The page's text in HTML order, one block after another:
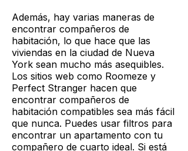
Además, hay varias maneras de
encontrar compañeros de
habitación, lo que hace que las
viviendas en la ciudad de Nueva
York sean mucho más asequibles.
Los sitios web como Roomeze y
Perfect Stranger hacen que
encontrar compañeros de
habitación compatibles sea más fácil
que nunca. Puedes usar filtros para
encontrar un apartamento con tu
compañero de cuarto ideal. Si está